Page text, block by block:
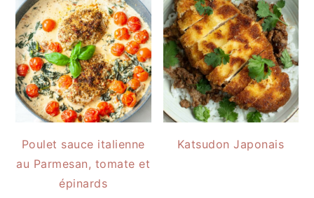
Poulet sauce italienne
au Parmesan, tomate et
épinards
Katsudon Japonais